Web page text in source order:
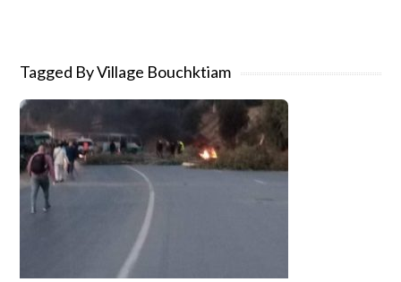
Tagged By Village Bouchktiam